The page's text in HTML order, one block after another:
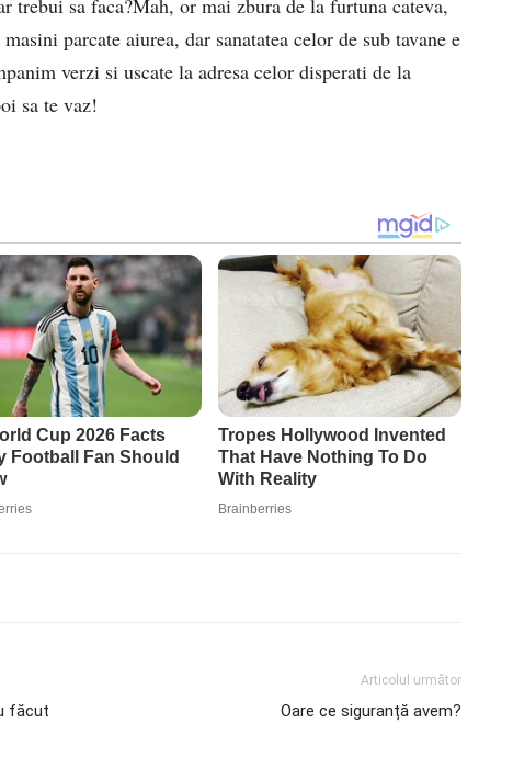
parcate aiurea, dar sanatatea celor de sub tavane e
verzi si uscate la adresa celor disperati de la
sa te vaz!
făcut
Articolul următor
Oare ce siguranță avem?